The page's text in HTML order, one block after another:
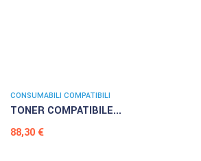
CONSUMABILI COMPATIBILI
TONER COMPATIBILE...
Prezzo
88,30 €